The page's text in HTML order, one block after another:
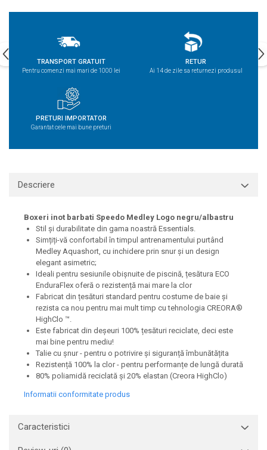
TRANSPORT GRATUIT
Pentru comenzi mai mari de 1000 lei
RETUR
Ai 14 de zile sa returnezi produsul
PRETURI IMPORTATOR
Garantat cele mai bune preturi
Descriere
Boxeri inot barbati Speedo Medley Logo negru/albastru
Stil și durabilitate din gama noastră Essentials.
Simțiți-vă confortabil în timpul antrenamentului purtând
Medley Aquashort, cu inchidere prin snur și un design
elegant asimetric;
Ideali pentru sesiunile obișnuite de piscină, țesătura ECO
EnduraFlex oferă o rezistență mai mare la clor
Fabricat din țesături standard pentru costume de baie și
rezista ca nou pentru mai mult timp cu tehnologia CREORA®
HighClo ™.
Este fabricat din deșeuri 100% țesături reciclate, deci este
mai bine pentru mediu!
Talie cu șnur - pentru o potrivire și siguranță îmbunătățita
Rezistență 100% la clor - pentru performanțe de lungă durată
80% poliamidă reciclată și 20% elastan (Creora HighClo)
Informatii conformitate produs
Caracteristici